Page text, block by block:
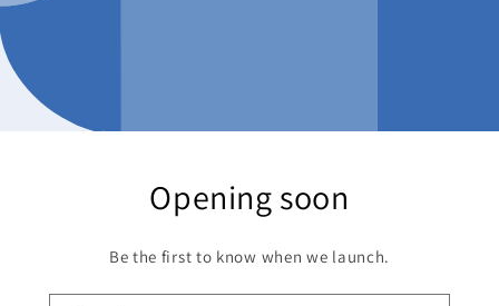
Opening soon
Be the first to know when we launch.